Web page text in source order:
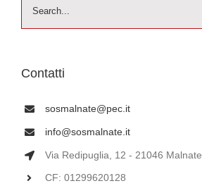
per:
Contatti
sosmalnate@pec.it
info@sosmalnate.it
Via Redipuglia, 12 - 21046 Malnate
CF: 01299620128